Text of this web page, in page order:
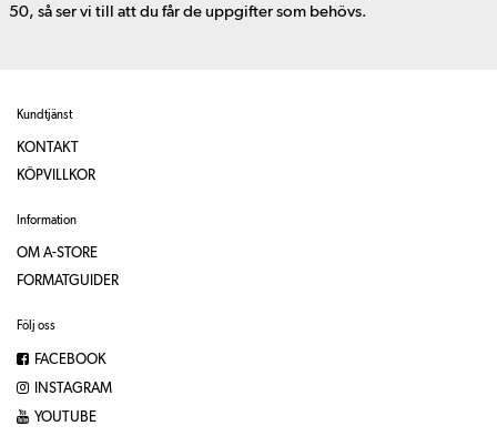
50, så ser vi till att du får de uppgifter som behövs.
Kundtjänst
KONTAKT
KÖPVILLKOR
Information
OM A-STORE
FORMATGUIDER
Följ oss
FACEBOOK
INSTAGRAM
YOUTUBE